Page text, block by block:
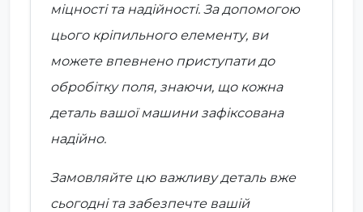
міцності та надійності. За допомогою
цього кріпильного елементу, ви
можете впевнено приступати до
обробітку поля, знаючи, що кожна
деталь вашої машини зафіксована
надійно.
Замовляйте цю важливу деталь вже
сьогодні та забезпечте вашій